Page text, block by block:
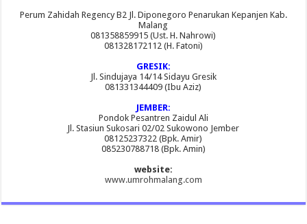
Perum Zahidah Regency B2 Jl. Diponegoro Penarukan Kepanjen Kab.
Malang
081358859915 (Ust. H. Nahrowi)
081328172112 (H. Fatoni)
GRESIK:
Jl. Sindujaya 14/14 Sidayu Gresik
081331344409 (Ibu Aziz)
JEMBER:
Pondok Pesantren Zaidul Ali
Jl. Stasiun Sukosari 02/02 Sukowono Jember
08125237322 (Bpk. Amir)
085230788718 (Bpk. Amin)
website:
www.umrohmalang.com